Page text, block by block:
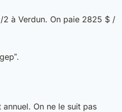
2 à Verdun. On paie 2825 $ /
”.
On ne le suit pas